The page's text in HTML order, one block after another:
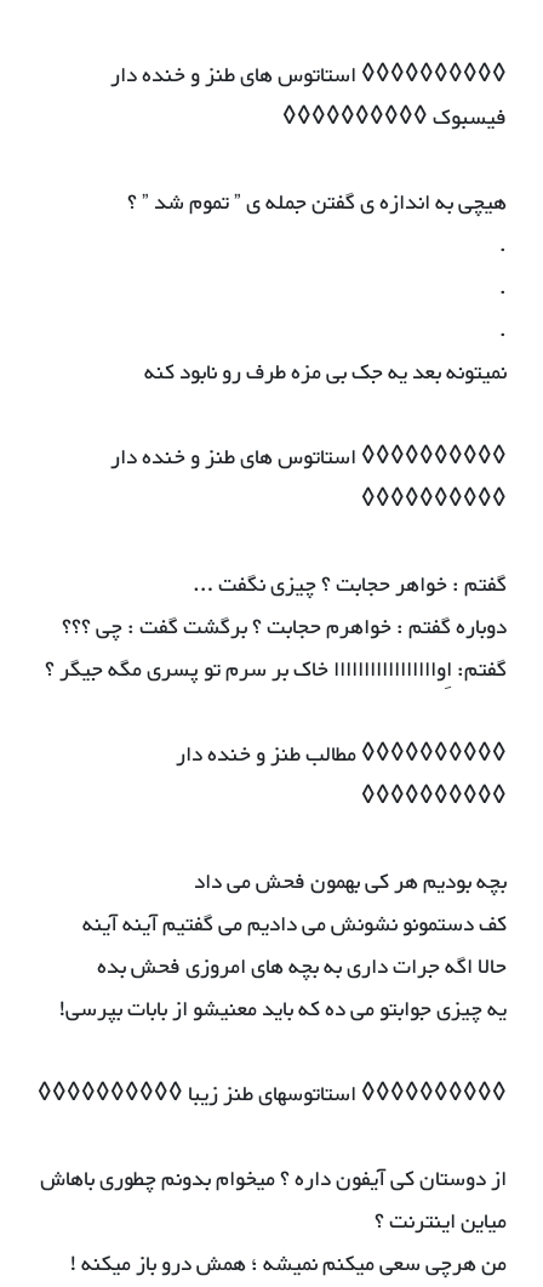
◊◊◊◊◊◊◊◊◊◊ استاتوس های طنز و خنده دار
فیسبوک ◊◊◊◊◊◊◊◊◊◊
هیچی به اندازه ی گفتن جمله ی ” تموم شد ” ؟
.
.
.
نمیتونه بعد یه جک بی مزه طرف رو نابود کنه
◊◊◊◊◊◊◊◊◊◊ استاتوس های طنز و خنده دار
◊◊◊◊◊◊◊◊◊◊
گفتم : خواهر حجابت ؟ چیزی نگفت …
دوباره گفتم : خواهرم حجابت ؟ برگشت گفت : چی ؟؟؟
گفتم: اِوااااااااااااااااا خاک بر سرم تو پسری مگه جیگر ؟
◊◊◊◊◊◊◊◊◊◊ مطالب طنز و خنده دار
◊◊◊◊◊◊◊◊◊◊
بچه بودیم هر کی بهمون فحش می داد
کف دستمونو نشونش می دادیم می گفتیم آینه آینه
حالا اگه جرات داری به بچه های امروزی فحش بده
یه چیزی جوابتو می ده که باید معنیشو از بابات بپرسی!
◊◊◊◊◊◊◊◊◊◊ استاتوسهای طنز زیبا ◊◊◊◊◊◊◊◊◊◊
از دوستان کی آیفون داره ؟ میخوام بدونم چطوری باهاش
میاین اینترنت ؟
من هرچی سعی میکنم نمیشه ؛ همش درو باز میکنه !